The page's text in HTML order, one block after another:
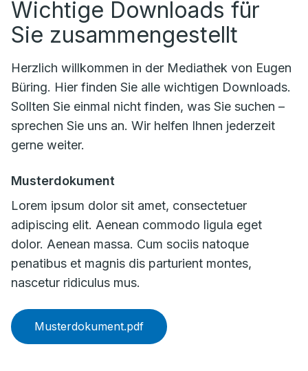
Wichtige Downloads für
Sie zusammengestellt
Herzlich willkommen in der Mediathek von Eugen
Büring. Hier finden Sie alle wichtigen Downloads.
Sollten Sie einmal nicht finden, was Sie suchen –
sprechen Sie uns an. Wir helfen Ihnen jederzeit
gerne weiter.
Musterdokument
Lorem ipsum dolor sit amet, consectetuer
adipiscing elit. Aenean commodo ligula eget
dolor. Aenean massa. Cum sociis natoque
penatibus et magnis dis parturient montes,
nascetur ridiculus mus.
Musterdokument.pdf